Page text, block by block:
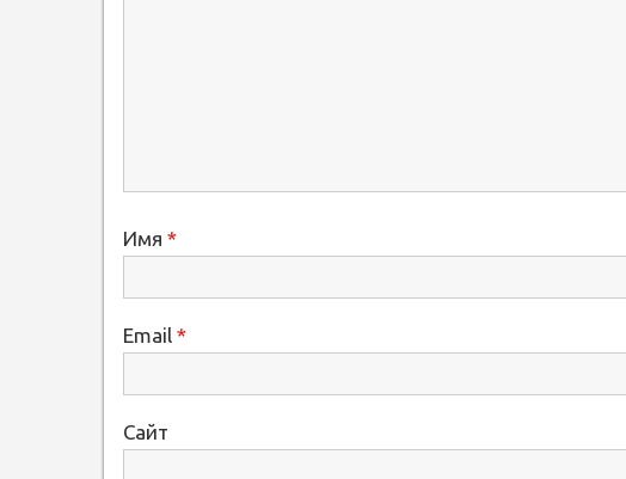
Имя *
Email *
Сайт